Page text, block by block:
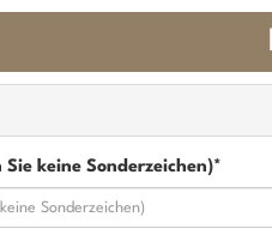
keine Sonderzeichen)*